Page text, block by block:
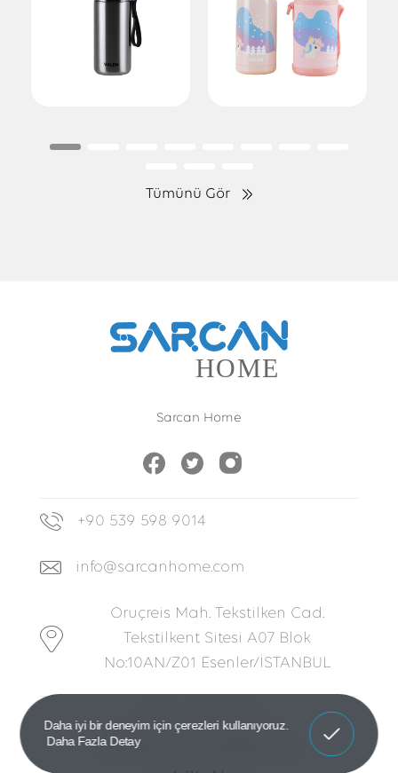
Daha iyi bir deneyim için çerezleri kullanıyoruz.
Daha Fazla Detay
Anladım!
Tümünü Gör
Sarcan Home
+90 539 598 9014
info@sarcanhome.com
Oruçreis Mah. Tekstilken Cad.
Tekstilkent Sitesi A07 Blok
No:10AN/Z01 Esenler/İSTANBUL
© 2026 Tüm hakları saklıdır.
Çerez Politikası